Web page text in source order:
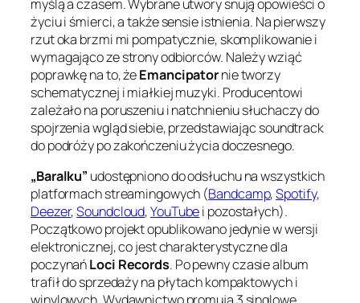
myślą a czasem. Wybrane utwory snują opowieści o
życiu i śmierci, a także sensie istnienia. Na pierwszy
rzut oka brzmi mi pompatycznie, skomplikowanie i
wymagająco ze strony odbiorców. Należy wziąć
poprawkę na to, żeEmancipatornie tworzy
schematycznej i miałkiej muzyki. Producentowi
zależało na poruszeniu i natchnieniu słuchaczy do
spojrzenia wgląd siebie, przedstawiając soundtrack
do podróży po zakończeniu życia doczesnego.
„Baralku” udostępniono do odsłuchu na wszystkich
platformach streamingowych (Bandcamp,Spotify,
Deezer,Soundcloud,YouTubei pozostałych).
Początkowo projekt opublikowano jedynie w wersji
elektronicznej, co jest charakterystyczne dla
poczynańLoci Records. Po pewny czasie album
trafił do sprzedaży na płytach kompaktowych i